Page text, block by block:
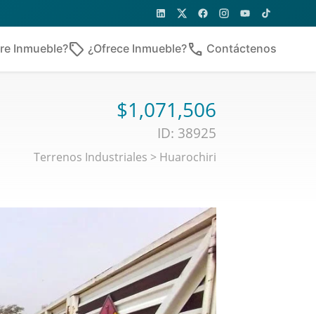
Inmueble?sell ¿Ofrece Inmueble?phone Contáctenos
$1,071,506
ID: 38925
Terrenos Industriales > Huarochiri